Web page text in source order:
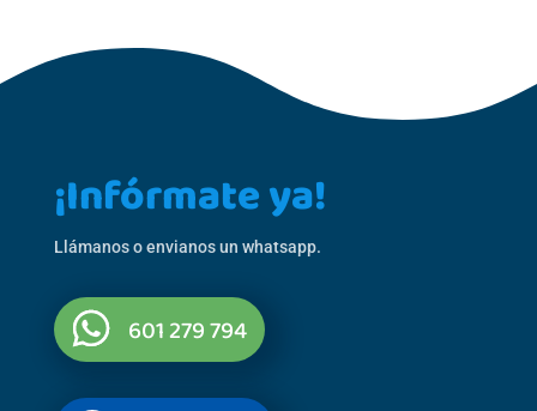
¡Infórmate ya!
Llámanos o envianos un whatsapp.
601 279 794